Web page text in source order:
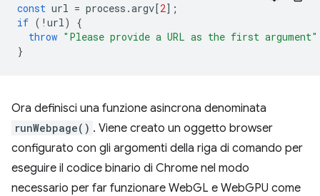
const url = process .argv[2];
if ( ! url )
{
throw "Please provide a URL as the first argument"
}
Ora definisci una funzione asincrona denominata
runWebpage() . Viene creato un oggetto browser
configurato con gli argomenti della riga di comando per
eseguire il codice binario di Chrome nel modo
necessario per far funzionare WebGL e WebGPU come